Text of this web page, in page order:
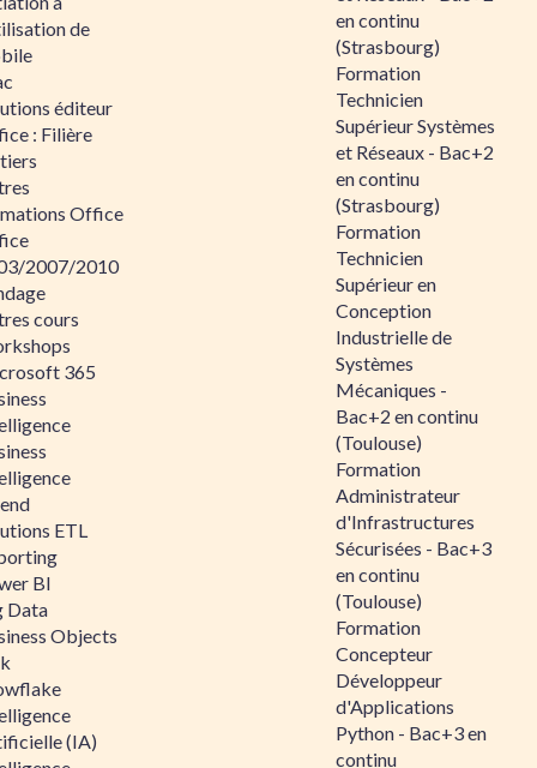
de
éditeur
: Filière
Office
2007/2010
cours
365
ETL
BI
Data
Objects
(IA)
en continu
(Strasbourg)
Formation
Technicien
Supérieur Systèmes
et Réseaux - Bac+2
en continu
(Strasbourg)
Formation
Technicien
Supérieur en
Conception
Industrielle de
Systèmes
Mécaniques -
Bac+2 en continu
(Toulouse)
Formation
Administrateur
d'Infrastructures
Sécurisées - Bac+3
en continu
(Toulouse)
Formation
Concepteur
Développeur
d'Applications
Python - Bac+3 en
continu